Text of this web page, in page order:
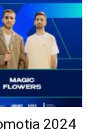
2024